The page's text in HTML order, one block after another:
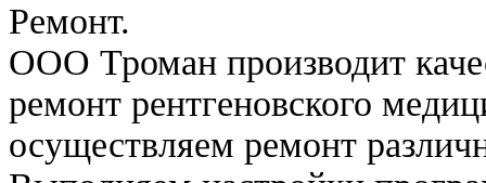
Ремонт.
ООО Троман производит
ремонт рентгеновского
осуществляем ремонт